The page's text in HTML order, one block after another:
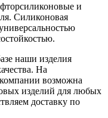
и
Силиконовая
наши изделия
На
возможна
изделий для любых
доставку по